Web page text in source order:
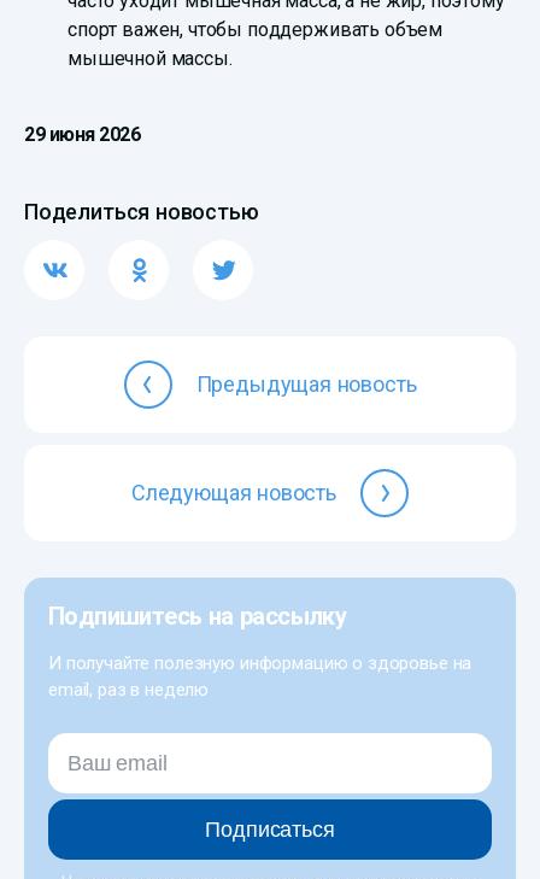
спорт важен, чтобы поддерживать объем
мышечной массы.
29 июня 2026
Поделиться новостью
Предыдущая новость
Следующая новость
Подпишитесь на рассылку
И получайте полезную информацию о здоровье на
email, раз в неделю
Подписаться